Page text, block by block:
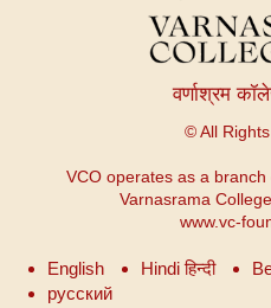
वर्णाश्रम
© All
VCO operates as a
Varnasrama
www.vc-
English Hindi हिन्दी
русский